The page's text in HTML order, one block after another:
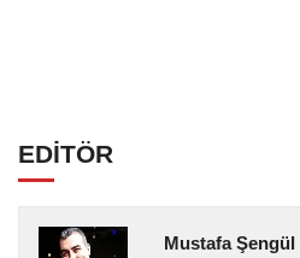
EDİTÖR
Mustafa Şengül